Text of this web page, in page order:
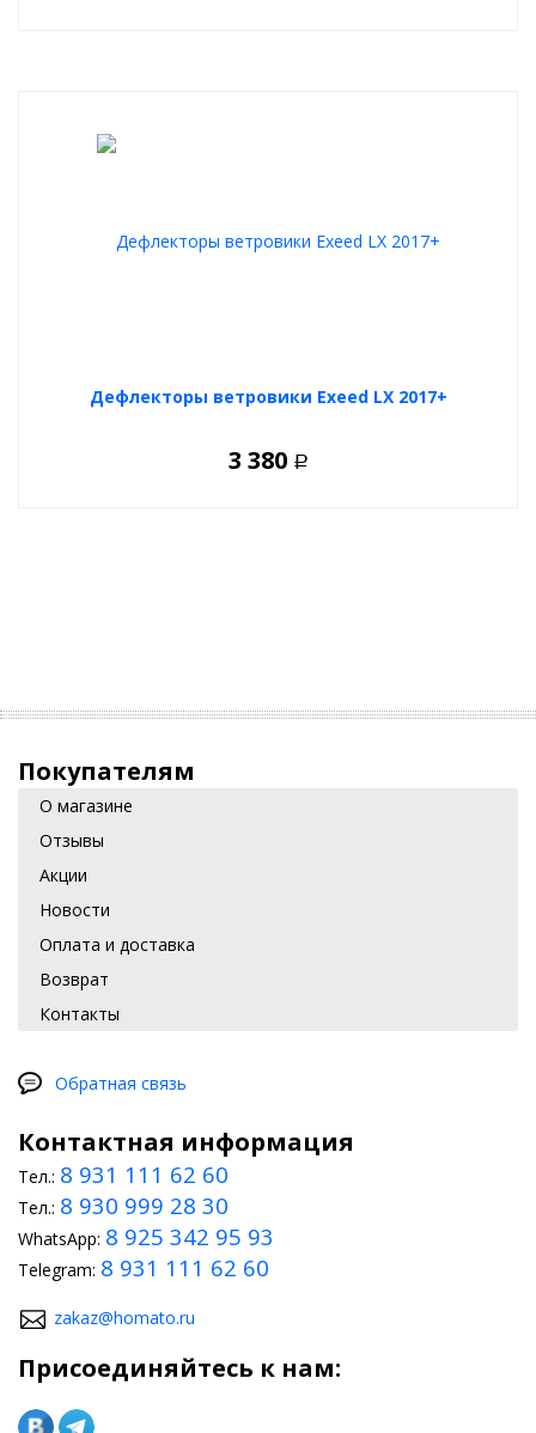
Дефлекторы ветровики Exeed LX 2017+
3 380 Р
Покупателям
О магазине
Отзывы
Акции
Новости
Оплата и доставка
Возврат
Контакты
Обратная связь
Контактная информация
Тел.: 8 931 111 62 60
Тел.: 8 930 999 28 30
WhatsApp: 8 925 342 95 93
Telegram: 8 931 111 62 60
zakaz@homato.ru
Присоединяйтесь к нам: